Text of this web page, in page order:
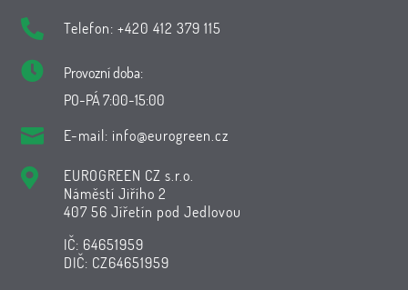
 Telefon: +420 412 379 115

Provozní doba:
PO-PÁ 7:00-15:00
 E-mail: info@eurogreen.cz

EUROGREEN CZ s.r.o.
Náměstí Jiřího 2
407 56 Jířetín pod Jedlovou
IČ: 64651959
DIČ: CZ64651959